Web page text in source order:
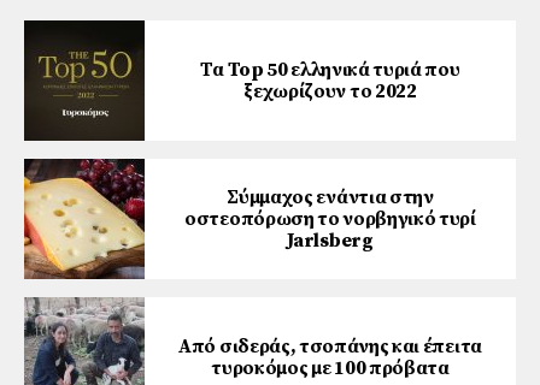
Τα Top 50 ελληνικά τυριά που
ξεχωρίζουν το 2022
Σύμμαχος ενάντια στην
οστεοπόρωση το νορβηγικό τυρί
Jarlsberg
Από σιδεράς, τσοπάνης και έπειτα
τυροκόμος με 100 πρόβατα